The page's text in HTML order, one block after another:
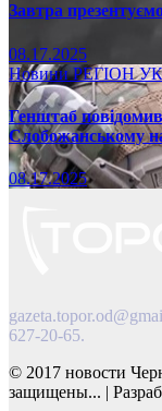
Завтра
08.17.2025
НовиниРЕГІОН
Генштаб
Слобожанському
08.17.2025
627-20-65.
© 2017 новости
защищены... |